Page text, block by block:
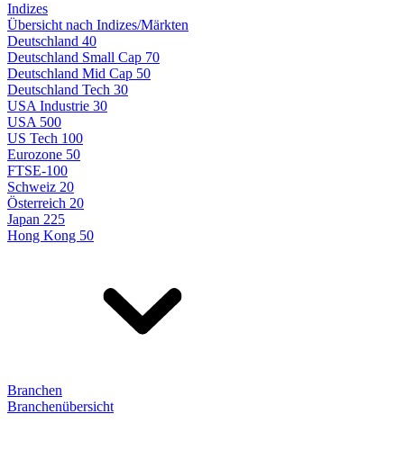
Indizes
Übersicht nach Indizes/Märkten
Deutschland 40
Deutschland Small Cap 70
Deutschland Mid Cap 50
Deutschland Tech 30
USA Industrie 30
USA 500
US Tech 100
Eurozone 50
FTSE-100
Schweiz 20
Österreich 20
Japan 225
Hong Kong 50
Branchen
Branchenübersicht